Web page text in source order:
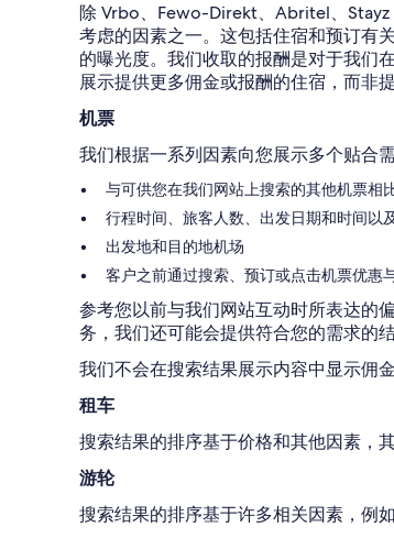
除 Vrbo、Fewo-Direkt、Abritel、
考虑的因素之一。这包括住宿和预订有
的曝光度。我们收取的报酬是对于我们
展示提供更多佣金或报酬的住宿，而非
机票
我们根据一系列因素向您展示多个贴合
与可供您在我们网站上搜索的其他机票相
行程时间、旅客人数、出发日期和时间以
出发地和目的地机场
客户之前通过搜索、预订或点击机票优惠
参考您以前与我们网站互动时所表达的
务，我们还可能会提供符合您的需求的结
我们不会在搜索结果展示内容中显示佣
租车
搜索结果的排序基于价格和其他因素，
游轮
搜索结果的排序基于许多相关因素，例